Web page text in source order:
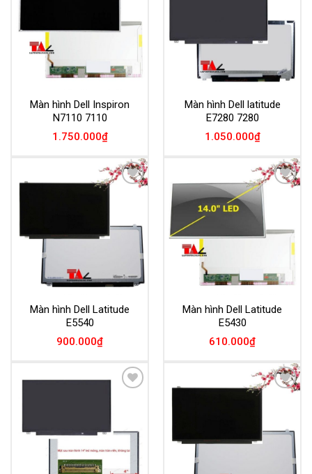
Màn hình Dell Inspiron
N7110 7110
1.750.000₫
Màn hình Dell latitude
E7280 7280
1.050.000₫
Màn hình Dell Latitude
E5540
900.000₫
Màn hình Dell Latitude
E5430
610.000₫